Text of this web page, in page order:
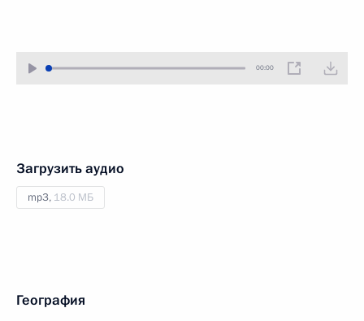
00:00
Загрузить аудио
mp3, 18.0 МБ
География